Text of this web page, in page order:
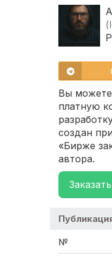
Вы можете
платную
создан
«Бирже
автора.
№